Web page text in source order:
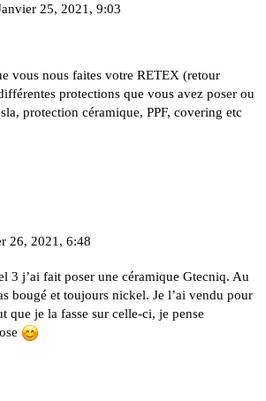
25, 2021, 9:03
vous nous faites votre RETEX (retour
protections que vous avez poser ou
protection céramique, PPF, covering etc
26, 2021, 6:48
3 j’ai fait poser une céramique Gtecniq. Au
bougé et toujours nickel. Je l’ai vendu pour
que je la fasse sur celle-ci, je pense